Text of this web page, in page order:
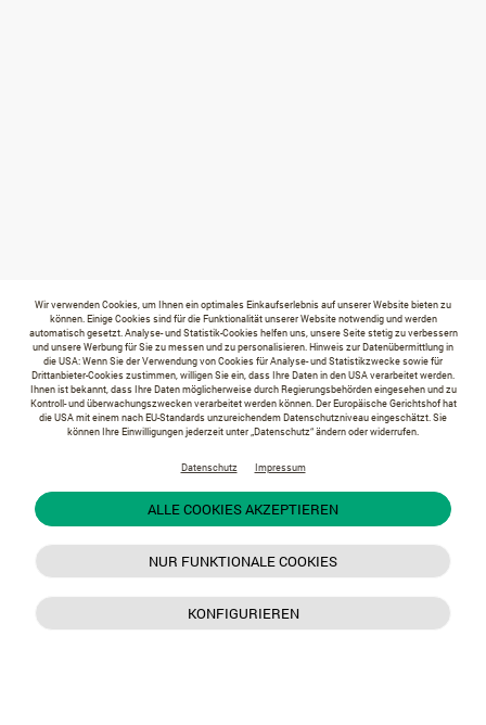
Wir verwenden Cookies, um Ihnen ein optimales Einkaufserlebnis auf unserer Website bieten zu
können. Einige Cookies sind für die Funktionalität unserer Website notwendig und werden
automatisch gesetzt. Analyse- und Statistik-Cookies helfen uns, unsere Seite stetig zu verbessern
und unsere Werbung für Sie zu messen und zu personalisieren. Hinweis zur Datenübermittlung in
die USA: Wenn Sie der Verwendung von Cookies für Analyse- und Statistikzwecke sowie für
Drittanbieter-Cookies zustimmen, willigen Sie ein, dass Ihre Daten in den USA verarbeitet werden.
Ihnen ist bekannt, dass Ihre Daten möglicherweise durch Regierungsbehörden eingesehen und zu
Kontroll- und überwachungszwecken verarbeitet werden können. Der Europäische Gerichtshof hat
die USA mit einem nach EU-Standards unzureichendem Datenschutzniveau eingeschätzt. Sie
können Ihre Einwilligungen jederzeit unter „Datenschutz“ ändern oder widerrufen.
Datenschutz Impressum
ALLE COOKIES AKZEPTIEREN
NUR FUNKTIONALE COOKIES
KONFIGURIEREN